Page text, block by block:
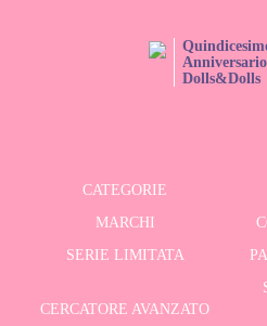
Anniversario
Dolls&Dolls
CATEGORIE
MARCHI
SERIE LIMITATA
CERCATORE AVANZATO